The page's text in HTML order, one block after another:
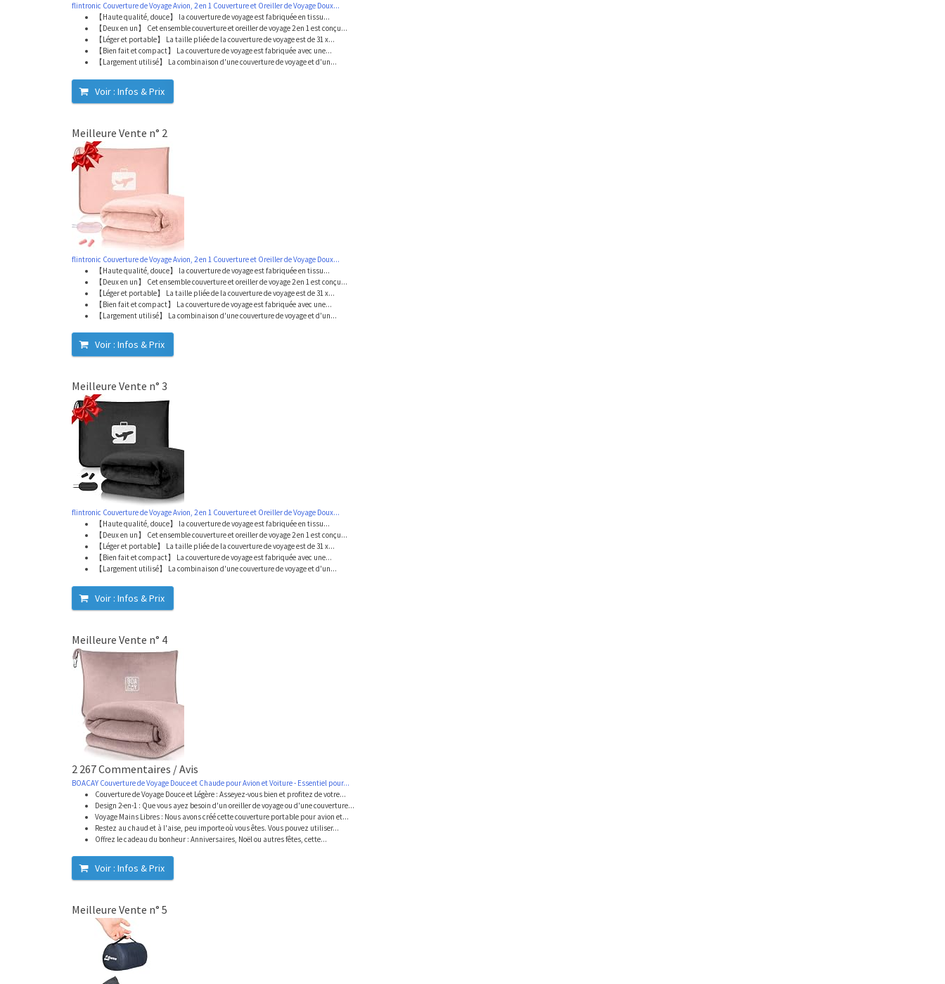
flintronic Couverture de Voyage Avion, 2 en 1 Couverture et Oreiller de Voyage Doux...
【Haute qualité, douce】 la couverture de voyage est fabriquée en tissu...
【Deux en un】 Cet ensemble couverture et oreiller de voyage 2 en 1 est conçu...
【Léger et portable】 La taille pliée de la couverture de voyage est de 31 x...
【Bien fait et compact】 La couverture de voyage est fabriquée avec une...
【Largement utilisé】 La combinaison d'une couverture de voyage et d'un...
Voir : Infos & Prix
Meilleure Vente n° 2
flintronic Couverture de Voyage Avion, 2 en 1 Couverture et Oreiller de Voyage Doux...
【Haute qualité, douce】 la couverture de voyage est fabriquée en tissu...
【Deux en un】 Cet ensemble couverture et oreiller de voyage 2 en 1 est conçu...
【Léger et portable】 La taille pliée de la couverture de voyage est de 31 x...
【Bien fait et compact】 La couverture de voyage est fabriquée avec une...
【Largement utilisé】 La combinaison d'une couverture de voyage et d'un...
Voir : Infos & Prix
Meilleure Vente n° 3
flintronic Couverture de Voyage Avion, 2 en 1 Couverture et Oreiller de Voyage Doux...
【Haute qualité, douce】 la couverture de voyage est fabriquée en tissu...
【Deux en un】 Cet ensemble couverture et oreiller de voyage 2 en 1 est conçu...
【Léger et portable】 La taille pliée de la couverture de voyage est de 31 x...
【Bien fait et compact】 La couverture de voyage est fabriquée avec une...
【Largement utilisé】 La combinaison d'une couverture de voyage et d'un...
Voir : Infos & Prix
Meilleure Vente n° 4
2 267 Commentaires / Avis
BOACAY Couverture de Voyage Douce et Chaude pour Avion et Voiture - Essentiel pour...
Couverture de Voyage Douce et Légère : Asseyez-vous bien et profitez de votre...
Design 2-en-1 : Que vous ayez besoin d'un oreiller de voyage ou d'une couverture...
Voyage Mains Libres : Nous avons créé cette couverture portable pour avion et...
Restez au chaud et à l'aise, peu importe où vous êtes. Vous pouvez utiliser...
Offrez le cadeau du bonheur : Anniversaires, Noël ou autres fêtes, cette...
Voir : Infos & Prix
Meilleure Vente n° 5